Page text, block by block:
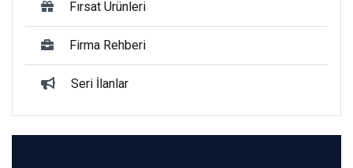
Fırsat Ürünleri
Firma Rehberi
Seri İlanlar